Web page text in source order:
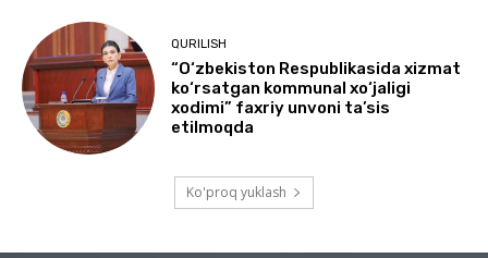
QURILISH
“O‘zbekiston Respublikasida xizmat
ko‘rsatgan kommunal xo‘jaligi
xodimi” faxriy unvoni ta’sis
etilmoqda
Ko'proq yuklash